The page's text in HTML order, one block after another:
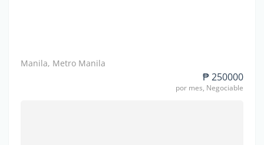
Manila, Metro Manila
₱ 250000
por mes, Negociable